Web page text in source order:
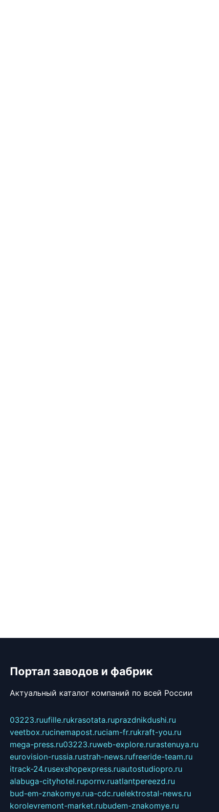
Портал заводов и фабрик
Актуальный каталог компаний по всей России
03223.ruufille.rukrasotata.ruprazdnikdushi.ru
veetbox.rucinemapost.ruciam-fr.rukraft-you.ru
mega-press.ru03223.ruweb-explore.rurastenuya.ru
eurovision-russia.rustrah-news.rufreeride-team.ru
itrack-24.rusexshopexpress.ruautostudiopro.ru
alabuga-cityhotel.rupornv.ruatlantpereezd.ru
bud-em-znakomye.rua-cdc.ruelektrostal-news.ru
korolevremont-market.rubudem-znakomye.ru